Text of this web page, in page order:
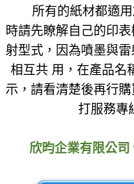
所有的紙材都適用
時請先瞭解自己的印
射型式，因為噴墨與
相互共 用，在產品名
示，請看清楚後再行
打服務專
欣昀企業有限公